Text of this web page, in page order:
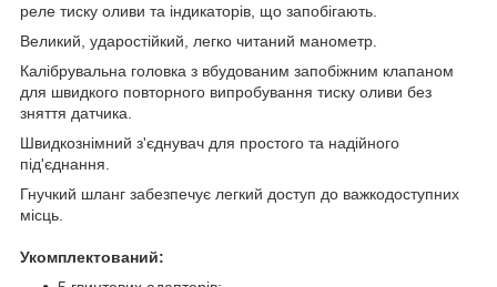
реле тиску оливи та індикаторів, що запобігають.
Великий, ударостійкий, легко читаний манометр.
Калібрувальна головка з вбудованим запобіжним клапаном
для швидкого повторного випробування тиску оливи без
зняття датчика.
Швидкознімний з'єднувач для простого та надійного
під'єднання.
Гнучкий шланг забезпечує легкий доступ до важкодоступних
місць.
Укомплектований: